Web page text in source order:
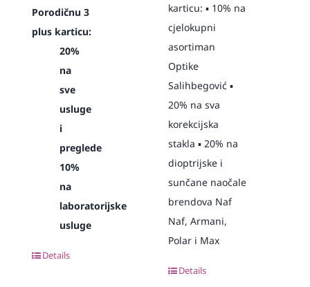
Porodičnu 3
plus karticu:
20%
na
sve
usluge
i
preglede
10%
na
laboratorijske
usluge
Details
karticu: ▪️ 10% na
cjelokupni
asortiman
Optike
Salihbegović ▪️
20% na sva
korekcijska
stakla ▪️ 20% na
dioptrijske i
sunčane naočale
brendova Naf
Naf, Armani,
Polar i Max
Details